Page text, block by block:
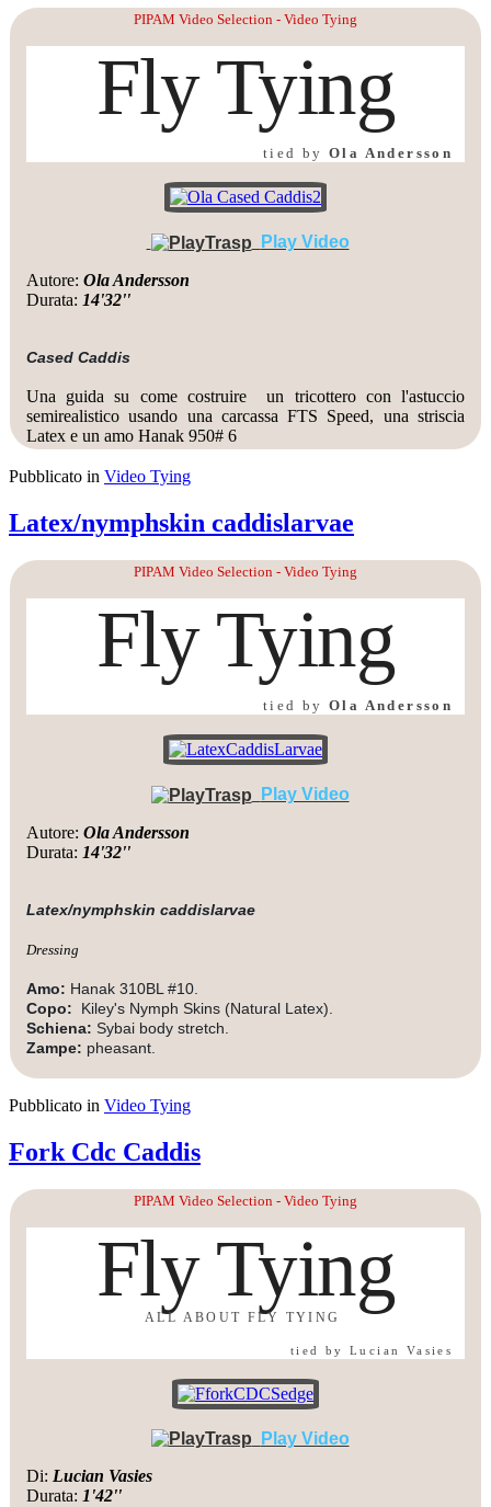
PIPAM Video Selection - Video Tying
Fly Tying
tied by Ola Andersson
Play Video
Autore: Ola Andersson
Durata: 14'32''
Cased Caddis
Una guida su come costruire un tricottero con l'astuccio
semirealistico usando una carcassa FTS Speed, una striscia
Latex e un amo Hanak 950# 6
Pubblicato in Video Tying
Latex/nymphskin caddislarvae
PIPAM Video Selection - Video Tying
Fly Tying
tied by Ola Andersson
Play Video
Autore: Ola Andersson
Durata: 14'32''
Latex/nymphskin caddislarvae
Dressing
Amo: Hanak 310BL #10.
Copo: Kiley's Nymph Skins (Natural Latex).
Schiena: Sybai body stretch.
Zampe: pheasant.
Pubblicato in Video Tying
Fork Cdc Caddis
PIPAM Video Selection - Video Tying
Fly Tying
ALL ABOUT FLY TYING
tied by Lucian Vasies
Play Video
Di: Lucian Vasies
Durata: 1'42''